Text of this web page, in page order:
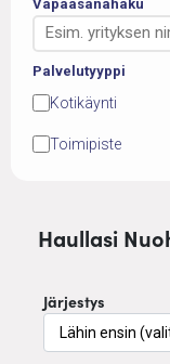
Vapaasanahaku
Palvelutyyppi
Kotikäynti
Toimipiste
Haullasi
Järjestys